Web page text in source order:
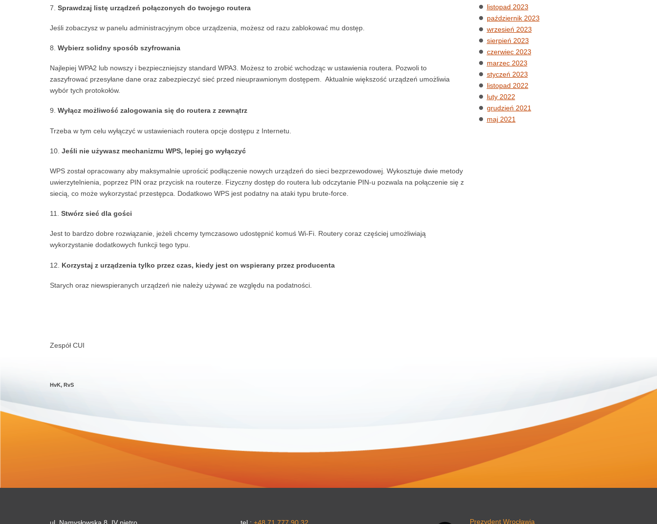
Sprawdzaj listę urządzeń połączonych do twojego routera
Jeśli zobaczysz w panelu administracyjnym obce urządzenia, możesz od razu zablokować mu dostęp.
Wybierz solidny sposób szyfrowania
Najlepiej WPA2 lub nowszy i bezpieczniejszy standard WPA3. Możesz to zrobić wchodząc w ustawienia routera. Pozwoli to
zaszyfrować przesyłane dane oraz zabezpieczyć sieć przed nieuprawnionym dostępem. Aktualnie większość urządzeń umożliwia
wybór tych protokołów.
Wyłącz możliwość zalogowania się do routera z zewnątrz
Trzeba w tym celu wyłączyć w ustawieniach routera opcje dostępu z Internetu.
Jeśli nie używasz mechanizmu WPS, lepiej go wyłączyć
WPS został opracowany aby maksymalnie uprościć podłączenie nowych urządzeń do sieci bezprzewodowej. Wykosztuje dwie metody
uwierzytelnienia, poprzez PIN oraz przycisk na routerze. Fizyczny dostęp do routera lub odczytanie PIN-u pozwala na połączenie się z
siecią, co może wykorzystać przestępca. Dodatkowo WPS jest podatny na ataki typu brute-force.
Stwórz sieć dla gości
Jest to bardzo dobre rozwiązanie, jeżeli chcemy tymczasowo udostępnić komuś Wi-Fi. Routery coraz częściej umożliwiają
wykorzystanie dodatkowych funkcji tego typu.
Korzystaj z urządzenia tylko przez czas, kiedy jest on wspierany przez producenta
Starych oraz niewspieranych urządzeń nie należy używać ze względu na podatności.
Zespół CUI
HvK, RvS
listopad 2023
październik 2023
wrzesień 2023
sierpień 2023
czerwiec 2023
marzec 2023
styczeń 2023
listopad 2022
luty 2022
grudzień 2021
maj 2021
Prezydent Wrocławia